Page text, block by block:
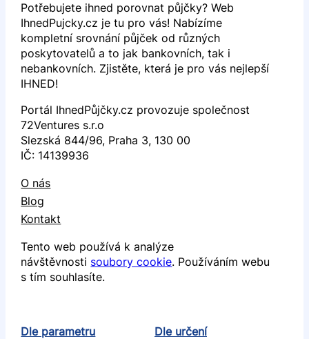
Potřebujete ihned porovnat půjčky? Web
IhnedPujcky.cz je tu pro vás! Nabízíme
kompletní srovnání půjček od různých
poskytovatelů a to jak bankovních, tak i
nebankovních. Zjistěte, která je pro vás nejlepší
IHNED!
Portál IhnedPůjčky.cz provozuje společnost
72Ventures s.r.o
Slezská 844/96, Praha 3, 130 00
IČ: 14139936
O nás
Blog
Kontakt
Tento web používá k analýze
návštěvnosti soubory cookie. Používáním webu
s tím souhlasíte.
Dle parametru Dle určení